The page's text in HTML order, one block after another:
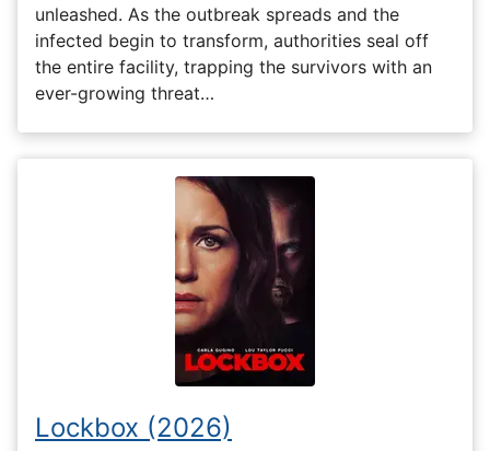
unleashed. As the outbreak spreads and the
infected begin to transform, authorities seal off
the entire facility, trapping the survivors with an
ever-growing threat…
Lockbox (2026)